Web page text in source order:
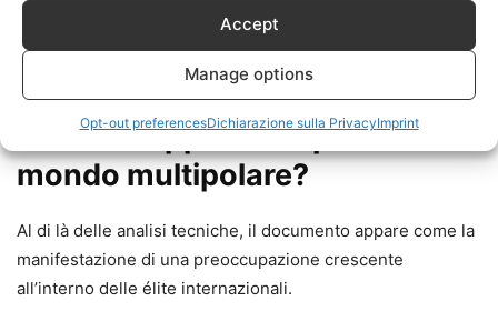
Accept
Manage options
Opt-out preferencesDichiarazione sulla PrivacyImprint
In altre parole, gli stessi autori riconoscono che il progetto
richiederebbe una trasformazione geopolitica di portata
Dietro il rapporto: la paura di un
mondo multipolare?
Al di là delle analisi tecniche, il documento appare come la
manifestazione di una preoccupazione crescente
all’interno delle élite internazionali.